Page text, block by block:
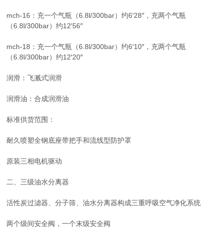
mch-16：充一个气瓶（6.8l/300bar）约6′28″，充两个气瓶
（6.8l/300bar）约12′56″
mch-18：充一个气瓶（6.8l/300bar）约6′10″，充两个气瓶
（6.8l/300bar）约12′20″
润滑：飞溅式润滑
润滑油：合成润滑油
标准供货范围：
耐久喷塑全钢底座带把手和流线型防护罩
原装三相电机驱动
二、三级油水分离器
活性炭过滤器、分子筛、油水分离器构成三重呼吸空气净化系统
两个级间安全阀，一个末级安全阀